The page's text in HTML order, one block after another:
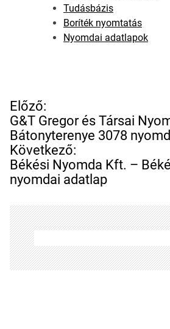
Tudásbázis
Boríték nyomtatás
Nyomdai adatlapok
B
e
j
e
g
y
z
é
s
n
a
v
Előző:
G&T Gregor és Társai
Bátonyterenye 3078
Következő:
Békési Nyomda Kft. –
nyomdai adatlap